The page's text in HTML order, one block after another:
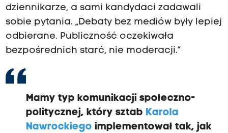
dziennikarze, a sami kandydaci zadawali
sobie pytania. „Debaty bez mediów były lepiej
odbierane. Publiczność oczekiwała
bezpośrednich starć, nie moderacji.”
Mamy typ komunikacji społeczno-
politycznej, który sztab Karola
Nawrockiego implementował tak, jak